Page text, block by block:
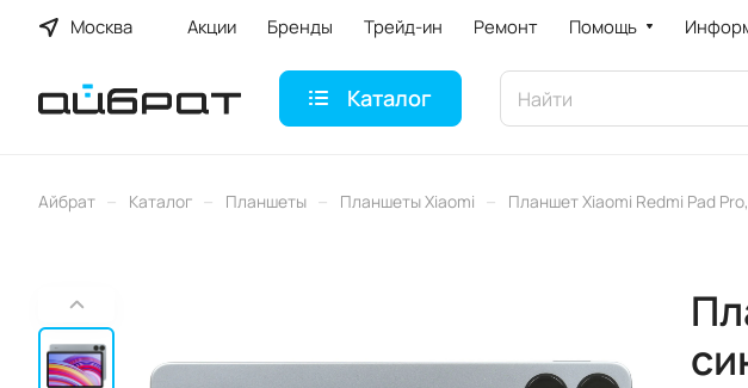
Москва Акции Бренды Трейд-ин Ремонт Помощь
Каталог
Айбрат – Каталог – Планшеты – Планшеты Xiaomi – Планшет Xiaomi Redmi Pad